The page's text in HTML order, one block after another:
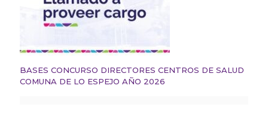
BASES CONCURSO DIRECTORES CENTROS DE SALUD
COMUNA DE LO ESPEJO AÑO 2026